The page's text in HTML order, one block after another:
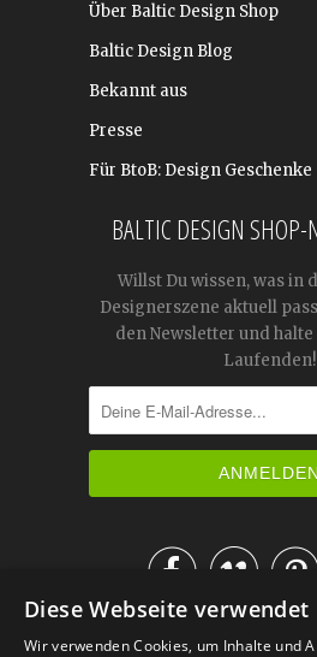
Über Baltic Design Shop
Baltic Design Blog
Bekannt aus
Presse
Für BtoB: Design Geschenke
BALTIC DESIGN SHOP-
Willst Du wissen, was in
Designerszene aktuell
den Newsletter und
Laufenden!

IM KATALOG BLÄTTERN
Diese Webseite verwendet
Wir verwenden Cookies, um Inhalte und